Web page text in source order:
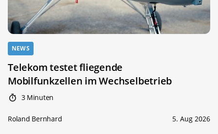
NEWS
Telekom testet fliegende
Mobilfunkzellen im Wechselbetrieb
3 Minuten
Roland Bernhard 5. Aug 2026